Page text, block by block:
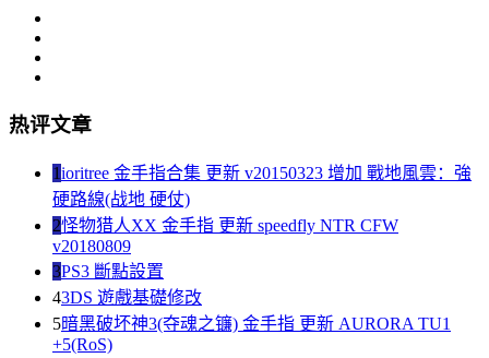
热评文章
1ioritree 金手指合集 更新 v20150323 增加 戰地風雲：強
硬路線(战地 硬仗)
2怪物猎人XX 金手指 更新 speedfly NTR CFW
v20180809
3PS3 斷點設置
43DS 遊戲基礎修改
5暗黑破坏神3(夺魂之镰) 金手指 更新 AURORA TU1
+5(RoS)